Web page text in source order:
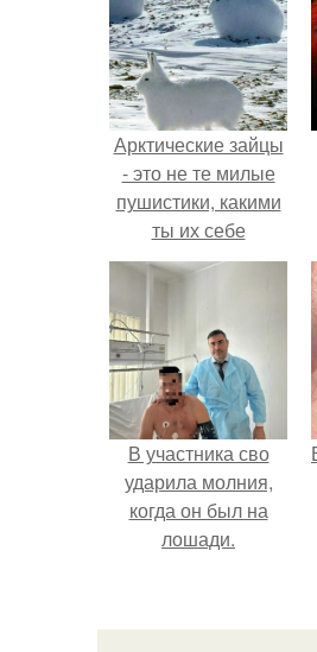
Арктические зайцы
- это не те милые
пушистики, какими
ты их себе
представляешь.
В участника сво
ударила молния,
когда он был на
лошади.